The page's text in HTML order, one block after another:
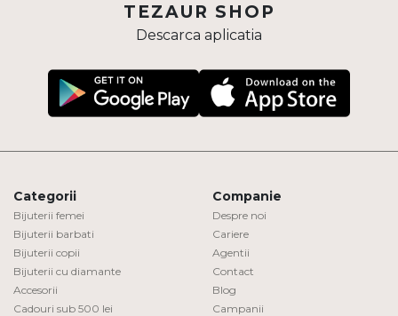
TEZAUR SHOP
Descarca aplicatia
Categorii
Bijuterii femei
Bijuterii barbati
Bijuterii copii
Bijuterii cu diamante
Accesorii
Cadouri sub 500 lei
Companie
Despre noi
Cariere
Agentii
Contact
Blog
Campanii